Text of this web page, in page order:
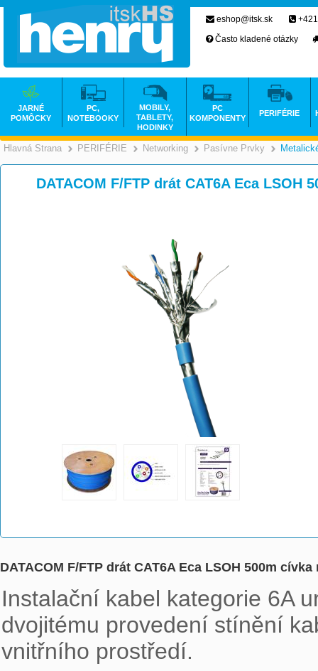
Hlavná Strana >
PERIFÉRIE >
Networking >
Pasívne Prvky
DATACOM F/FTP drát CAT6A Eca LSOH
DATACOM F/FTP drát CAT6A Eca LSOH 500m cívka
Instalační kabel kategorie 6A
dvojitému provedení stínění
vnitřního prostředí.
eshop@itsk.sk
Často kladené otázky
JARNÉ
POMÔCKY
PC,
NOTEBOOKY
MOBILY,
TABLETY,
HODINKY
PC
KOMPONENTY
PERIFÉRIE